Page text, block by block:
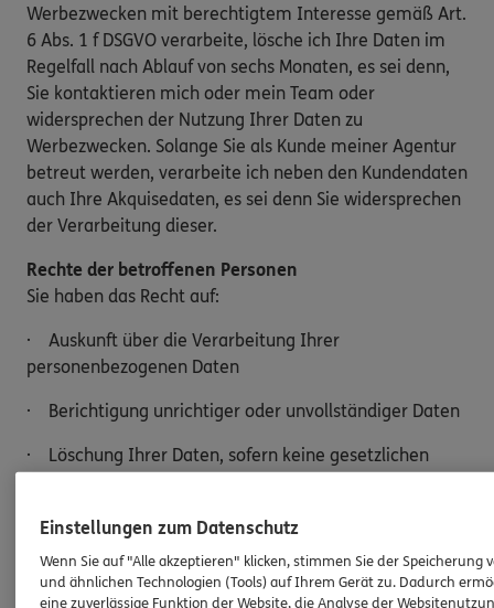
Werbezwecken mit berechtigtem Interesse gemäß Art.
6 Abs. 1 f DSGVO verarbeite, lösche ich Ihre Daten im
Regelfall nach Ablauf von sechs Monaten, es sei denn,
Sie kontaktieren mich oder mein Team oder
widersprechen der Nutzung Ihrer Daten zu
Werbezwecken. Solange Sie als Kunde meiner Agentur
betreut werden, verarbeite ich neben den Kundendaten
auch Ihre Akquisedaten, es sei denn Sie widersprechen
der Verarbeitung dieser.
Rechte der betroffenen Personen
Sie haben das Recht auf:
· Auskunft über die Verarbeitung Ihrer
personenbezogenen Daten
· Berichtigung unrichtiger oder unvollständiger Daten
· Löschung Ihrer Daten, sofern keine gesetzlichen
· Einschränkung der Verarbeitung
· Widerspruch gegen die Verarbeitung Ihrer Daten
Einstellungen zum Datenschutz
Wenn Sie auf "Alle akzeptieren" klicken, stimmen Sie der Speicherung
und ähnlichen Technologien (Tools) auf Ihrem Gerät zu. Dadurch
eine zuverlässige Funktion der Website, die Analyse der